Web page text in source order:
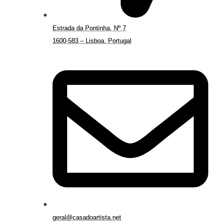
Estrada da Pontinha, Nº 7
1600-583 – Lisboa, Portugal
geral@casadoartista.net